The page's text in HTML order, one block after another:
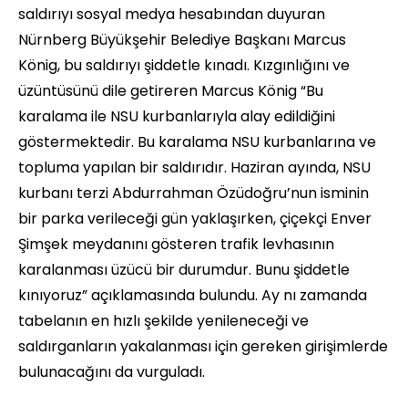
saldırıyı sosyal medya hesabından duyuran
Nürnberg Büyükşehir Belediye Başkanı Marcus
König, bu saldırıyı şiddetle kınadı. Kızgınlığını ve
üzüntüsünü dile getireren Marcus König “Bu
karalama ile NSU kurbanlarıyla alay edildiğini
göstermektedir. Bu karalama NSU kurbanlarına ve
topluma yapılan bir saldırıdır. Haziran ayında, NSU
kurbanı terzi Abdurrahman Özüdoğru’nun isminin
bir parka verileceği gün yaklaşırken, çiçekçi Enver
Şimşek meydanını gösteren trafik levhasının
karalanması üzücü bir durumdur. Bunu şiddetle
kınıyoruz” açıklamasında bulundu. Ay nı zamanda
tabelanın en hızlı şekilde yenileneceği ve
saldırganların yakalanması için gereken girişimlerde
bulunacağını da vurguladı.